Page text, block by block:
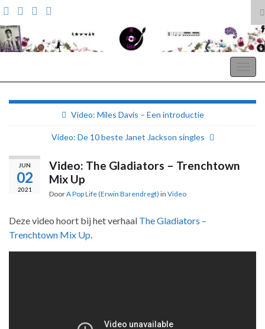
Search for:
Video: Miles Davis – Een introductie
Video: De 10 beste Janet Jackson singles
JUN
02
2021
Video: The Gladiators – Trenchtown
Mix Up
DoorA Pop Life (Erwin Barendregt) in Video
Deze video hoort bij het verhaal The Gladiators –
Trenchtown Mix Up.